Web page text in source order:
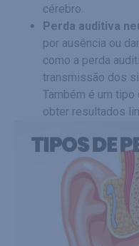
cérebro.
Perda auditiva
por ausência ou
como a perda
transmissão dos
Também é um
obter resultados